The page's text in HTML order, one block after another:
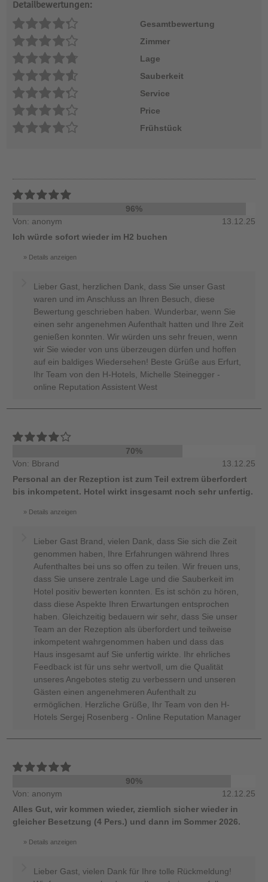
Detailbewertungen:
Gesamtbewertung
Zimmer
Lage
Sauberkeit
Service
Price
Frühstück
96%
Von: anonym
13.12.25
Ich würde sofort wieder im H2 buchen
Details anzeigen
Lieber Gast, herzlichen Dank, dass Sie unser Gast
waren und im Anschluss an Ihren Besuch, diese
Bewertung geschrieben haben. Wunderbar, wenn Sie
einen sehr angenehmen Aufenthalt hatten und Ihre Zeit
genießen konnten. Wir würden uns sehr freuen, wenn
wir Sie wieder von uns überzeugen dürfen und hoffen
auf ein baldiges Wiedersehen! Beste Grüße aus Erfurt,
Ihr Team von den H-Hotels, Michelle Steinegger -
online Reputation Assistent West
70%
Von: Bbrand
13.12.25
Personal an der Rezeption ist zum Teil extrem überfordert
bis inkompetent. Hotel wirkt insgesamt noch sehr unfertig.
Details anzeigen
Lieber Gast Brand, vielen Dank, dass Sie sich die Zeit
genommen haben, Ihre Erfahrungen während Ihres
Aufenthaltes bei uns so offen zu teilen. Wir freuen uns,
dass Sie unsere zentrale Lage und die Sauberkeit im
Hotel positiv bewerten konnten. Es ist schön zu hören,
dass diese Aspekte Ihren Erwartungen entsprochen
haben. Gleichzeitig bedauern wir sehr, dass Sie unser
Team an der Rezeption als überfordert und teilweise
inkompetent wahrgenommen haben und dass das
Haus insgesamt auf Sie unfertig wirkte. Ihr ehrliches
Feedback ist für uns sehr wertvoll, um die Qualität
unseres Angebotes stetig zu verbessern und unseren
Gästen einen angenehmeren Aufenthalt zu
ermöglichen. Herzliche Grüße, Ihr Team von den H-
Hotels Sergej Rosenberg - Online Reputation Manager
90%
Von: anonym
12.12.25
Alles Gut, wir kommen wieder, ziemlich sicher wieder in
gleicher Besetzung (4 Pers.) und dann im Sommer 2026.
Details anzeigen
Lieber Gast, vielen Dank für Ihre tolle Rückmeldung!